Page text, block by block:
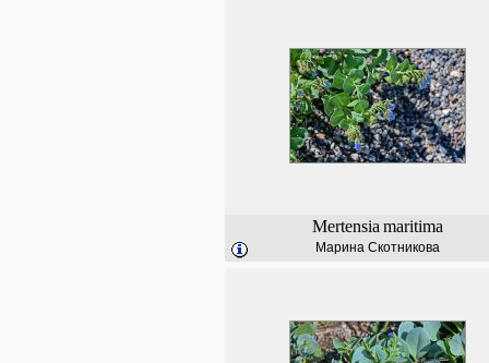
Mertensia maritima
Марина Скотникова